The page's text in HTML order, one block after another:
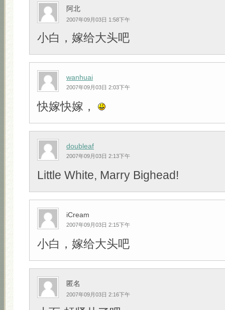
阿北
2007年09月03日 1:58下午
小白，嫁给大头吧
wanhuai
2007年09月03日 2:03下午
快嫁快嫁，
doubleaf
2007年09月03日 2:13下午
Little White, Marry Bighead!
iCream
2007年09月03日 2:15下午
小白，嫁给大头吧
匿名
2007年09月03日 2:16下午